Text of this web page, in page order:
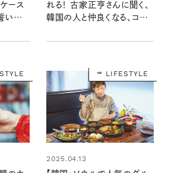
ース
い
）
れる！ 古家正亨さんに聞く、
韓国の人と仲良くなる、コミュ
は？【kazumiさんが学ぶ、と
LIFESTYLE
2025.04.13